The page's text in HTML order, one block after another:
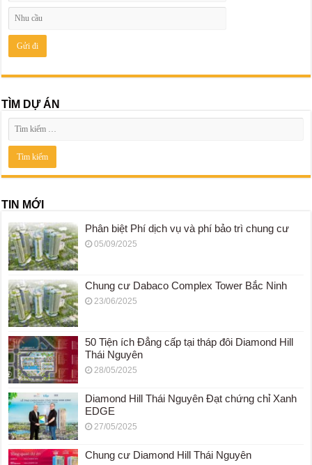
TÌM DỰ ÁN
TIN MỚI
Phân biệt Phí dịch vụ và phí bảo trì chung cư
05/09/2025
Chung cư Dabaco Complex Tower Bắc Ninh
23/06/2025
50 Tiện ích Đẳng cấp tại tháp đôi Diamond Hill
Thái Nguyên
28/05/2025
Diamond Hill Thái Nguyên Đạt chứng chỉ Xanh
EDGE
27/05/2025
Chung cư Diamond Hill Thái Nguyên